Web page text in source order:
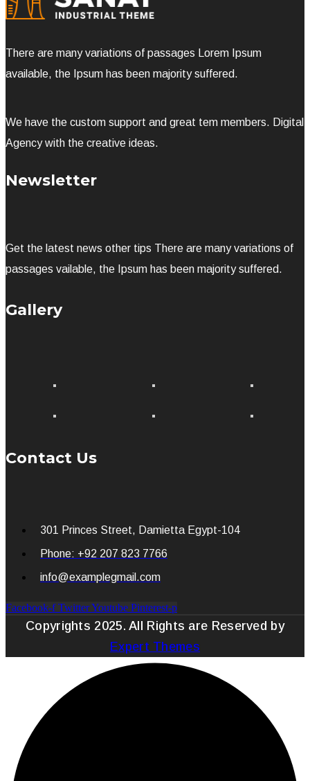
There are many variations of passages Lorem Ipsum
available, the Ipsum has been majority suffered.
We have the custom support and great tem members. Digital
Agency with the creative ideas.
Newsletter
Get the latest news other tips There are many variations of
passages vailable, the Ipsum has been majority suffered.
Gallery
Contact Us
301 Princes Street, Damietta Egypt-104
Phone: +92 207 823 7766
info@examplegmail.com
Facebook-f TwitterYoutube Pinterest-p
Copyrights 2025. All Rights are Reserved by
Expert Themes